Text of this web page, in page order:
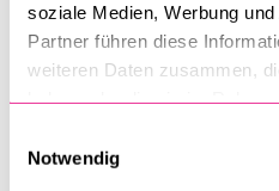
soziale Medien, Werbung
Partner führen diese
weiteren Daten zusammen,
Notwendig
Übersicht
Online-Anmeldung